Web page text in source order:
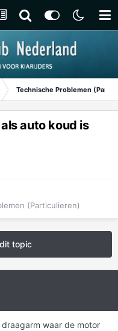
Technische Problemen
auto koud is
(Particulieren)
topic
waar de motor